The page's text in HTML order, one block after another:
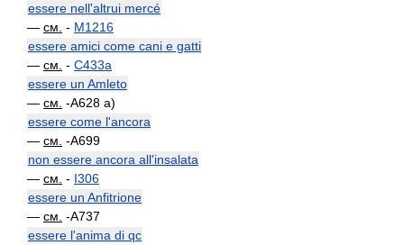
essere nell'altrui mercé
— см. - M1216
essere amici come cani e gatti
— см. - C433a
essere un Amleto
— см. -A628 a)
essere come l'ancora
— см. -A699
non essere ancora all'insalata
— см. - I306
essere un Anfitrione
— см. -A737
essere l'anima di qc